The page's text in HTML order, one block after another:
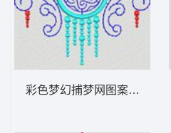
彩色梦幻捕梦网图案 植物花型